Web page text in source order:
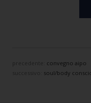
precedente: convegno aipo
soul/body